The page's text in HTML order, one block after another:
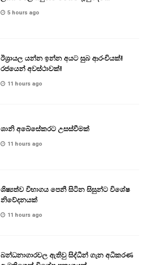
5 hours ago
ඊශ්‍රායල යන්න ඉන්න අයට සුබ ආරංචියක්!
‍රජයෙන් අවස්ථාවක්!
11 hours ago
ශානි අබේසේකරට උසස්වීමක්
11 hours ago
ශිෂ්‍යත්ව විභාගය පෙනී සිටින සිසුන්ට විශේෂ
නිවේදනයක්
11 hours ago
බන්ධනාගාරවල ඇතිවු සිද්ධීන් ගැන අධිකරණ